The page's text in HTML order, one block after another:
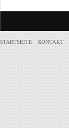
STARTSEITE KONTAKT